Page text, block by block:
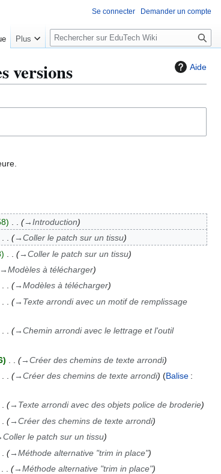
Aide
versions
→Introduction
→Coller le patch sur un tissu
→Coller le patch sur un tissu
Modèles à télécharger
→Modèles à télécharger
→ Texte arrondi avec un motif de remplissage
→Chemin arrondi avec le lettrage et l'outil
→Créer des chemins de texte arrondi
→Créer des chemins de texte arrondi Balise:
→ Texte arrondi avec des objets police de broderie
→Créer des chemins de texte arrondi
Coller le patch sur un tissu
→Méthode alternative "trim in place"
→Méthode alternative "trim in place"
Se connecter Demander un compte
Plus
R
e
h
e